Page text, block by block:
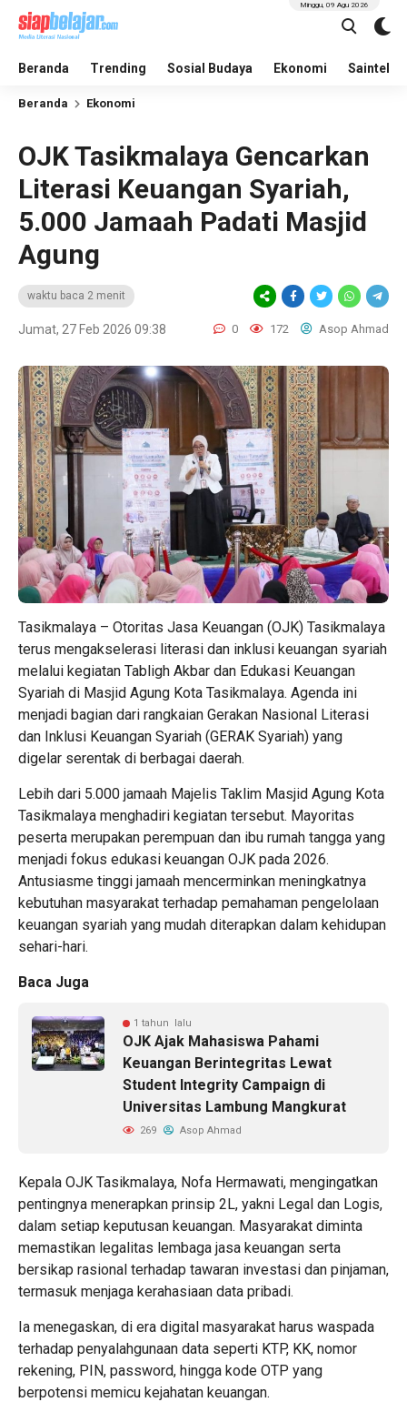
Beranda Trending Sosial Budaya Ekonomi Saintek
Minggu, 09 Agu 2026
Beranda Ekonomi
OJK Tasikmalaya Gencarkan
Literasi Keuangan Syariah,
5.000 Jamaah Padati Masjid
Agung
waktu baca 2 menit
Jumat, 27 Feb 2026 09:38 0 172 Asop Ahmad
Tasikmalaya – Otoritas Jasa Keuangan (OJK) Tasikmalaya
terus mengakselerasi literasi dan inklusi keuangan syariah
melalui kegiatan Tabligh Akbar dan Edukasi Keuangan
Syariah di Masjid Agung Kota Tasikmalaya. Agenda ini
menjadi bagian dari rangkaian Gerakan Nasional Literasi
dan Inklusi Keuangan Syariah (GERAK Syariah) yang
digelar serentak di berbagai daerah.
Lebih dari 5.000 jamaah Majelis Taklim Masjid Agung Kota
Tasikmalaya menghadiri kegiatan tersebut. Mayoritas
peserta merupakan perempuan dan ibu rumah tangga yang
menjadi fokus edukasi keuangan OJK pada 2026.
Antusiasme tinggi jamaah mencerminkan meningkatnya
kebutuhan masyarakat terhadap pemahaman pengelolaan
keuangan syariah yang mudah diterapkan dalam kehidupan
sehari-hari.
Baca Juga
1 tahun lalu
OJK Ajak Mahasiswa Pahami
Keuangan Berintegritas Lewat
Student Integrity Campaign di
Universitas Lambung Mangkurat
269 Asop Ahmad
Kepala OJK Tasikmalaya, Nofa Hermawati, mengingatkan
pentingnya menerapkan prinsip 2L, yakni Legal dan Logis,
dalam setiap keputusan keuangan. Masyarakat diminta
memastikan legalitas lembaga jasa keuangan serta
bersikap rasional terhadap tawaran investasi dan pinjaman,
termasuk menjaga kerahasiaan data pribadi.
Ia menegaskan, di era digital masyarakat harus waspada
terhadap penyalahgunaan data seperti KTP, KK, nomor
rekening, PIN, password, hingga kode OTP yang
berpotensi memicu kejahatan keuangan.